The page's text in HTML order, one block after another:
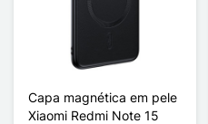
Capa magnética em pele
Xiaomi Redmi Note 15